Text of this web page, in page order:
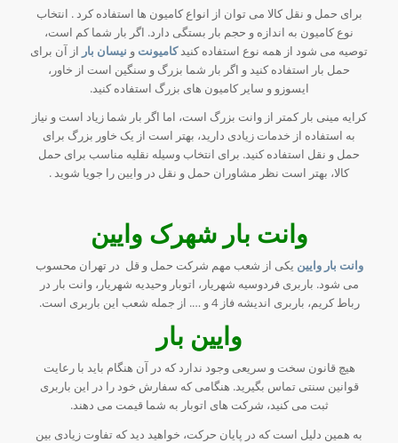
برای حمل و نقل کالا می توان از انواع کامیون ها استفاده کرد . انتخاب
نوع کامیون به اندازه و حجم بار بستگی دارد. اگر بار شما کم است،
توصیه می شود از همه نوع استفاده کنیدکامیونت و نیسان بار از آن برای
حمل بار استفاده کنید و اگر بار شما بزرگ و سنگین است از خاور،
ایسوزو و سایر کامیون های بزرگ استفاده کنید.
کرایه مینی بار کمتر از وانت بزرگ است، اما اگر بار شما زیاد است و نیاز
به استفاده از خدمات زیادی دارید، بهتر است از یک خاور بزرگ برای
حمل و نقل استفاده کنید. برای انتخاب وسیله نقلیه مناسب برای حمل
کالا، بهتر است نظر مشاوران حمل و نقل در وایین را جویا شوید .
وانت بار شهرک وایین
وانت بار وایین یکی از شعب مهم شرکت حمل و قل در تهران محسوب
می شود. باربری فردوسیه شهریار، اتوبار وحیدیه شهریار، وانت بار در
رباط کریم، باربری اندیشه فاز 4 و …. از جمله شعب این باربری است.
وایین بار
هیچ قانون سخت و سریعی وجود ندارد که در آن هنگام باید با رعایت
قوانین سنتی تماس بگیرید. هنگامی که سفارش خود را در این باربری
ثبت می کنید، شرکت های اتوبار به شما قیمت می دهند.
به همین دلیل است که در پایان حرکت، خواهید دید که تفاوت زیادی بین